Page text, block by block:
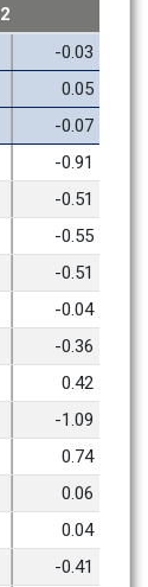
2
-0.03
0.05
-0.07
-0.91
-0.51
-0.55
-0.51
-0.04
-0.36
0.42
-1.09
0.74
0.06
0.04
-0.41